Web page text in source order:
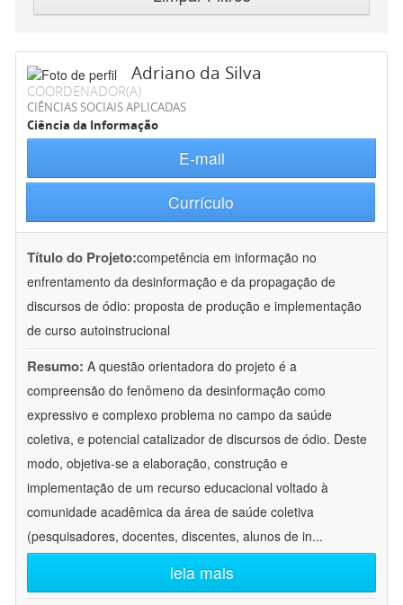
Adriano da Silva
COORDENADOR(A)
CIÊNCIAS SOCIAIS APLICADAS
Ciência da Informação
E-mail
Currículo
Título do Projeto:competência em informação no
enfrentamento da desinformação e da propagação de
discursos de ódio: proposta de produção e implementação
de curso autoinstrucional
Resumo: A questão orientadora do projeto é a
compreensão do fenômeno da desinformação como
expressivo e complexo problema no campo da saúde
coletiva, e potencial catalizador de discursos de ódio. Deste
modo, objetiva-se a elaboração, construção e
implementação de um recurso educacional voltado à
comunidade acadêmica da área de saúde coletiva
(pesquisadores, docentes, discentes, alunos de in...
leia mais